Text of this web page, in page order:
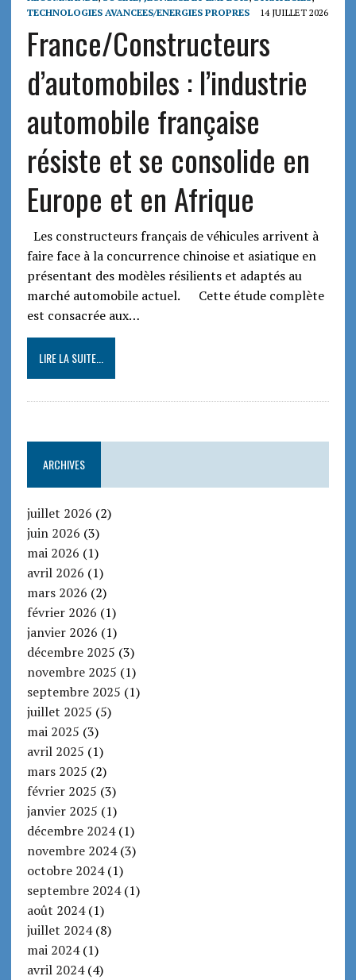
TECHNOLOGIES AVANCEES/ENERGIES PROPRES
14 JUILLET 2026
France/Constructeurs
d’automobiles : l’industrie
automobile française
résiste et se consolide en
Europe et en Afrique
Les constructeurs français de véhicules arrivent à
faire face à la concurrence chinoise et asiatique en
présentant des modèles résilients et adaptés au
marché automobile actuel. Cette étude complète
est consacrée aux…
LIRE LA SUITE...
ARCHIVES
juillet 2026 (2)
juin 2026 (3)
mai 2026 (1)
avril 2026 (1)
mars 2026 (2)
février 2026 (1)
janvier 2026 (1)
décembre 2025 (3)
novembre 2025 (1)
septembre 2025 (1)
juillet 2025 (5)
mai 2025 (3)
avril 2025 (1)
mars 2025 (2)
février 2025 (3)
janvier 2025 (1)
décembre 2024(1)
novembre 2024(3)
octobre 2024(1)
septembre 2024(1)
août 2024(1)
juillet 2024(8)
mai 2024(1)
avril 2024(4)